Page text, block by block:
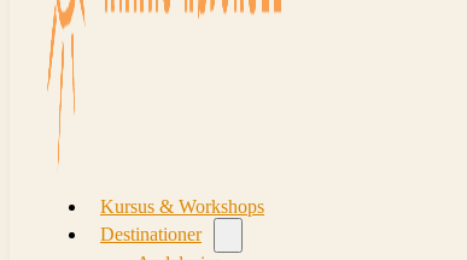
Kursus & Workshops
Destinationer